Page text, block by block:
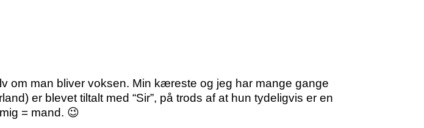
om man bliver voksen. Min kæreste og jeg har mange gange
er blevet tiltalt med “Sir”, på trods af at hun tydeligvis er en
= mand. 😉